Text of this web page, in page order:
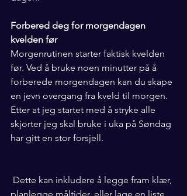
Forbered deg for morgendagen
kvelden før
Morgenrutinen starter faktisk kvelden
før. Ved å bruke noen minutter på å
forberede morgendagen kan du skape
en jevn overgang fra kveld til morgen.
Etter at jeg startet med å stryke alle
skjorter jeg skal bruke i uka på Søndag
har gitt en stor forsjell.